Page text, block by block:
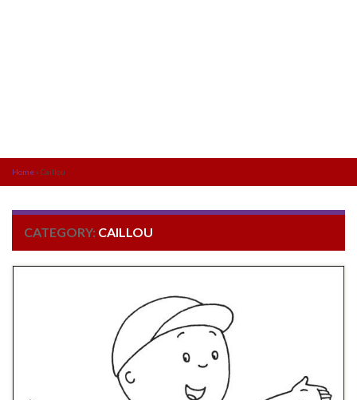
Home»Caillou
CATEGORY: CAILLOU